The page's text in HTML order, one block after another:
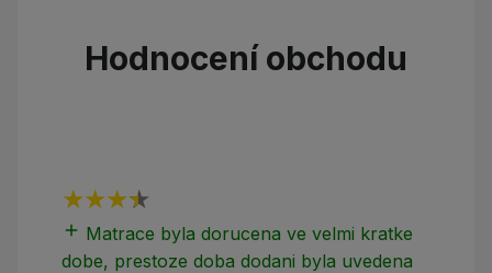
Hodnocení obchodu
add Matrace byla dorucena ve velmi kratke
dobe, prestoze doba dodani byla uvedena